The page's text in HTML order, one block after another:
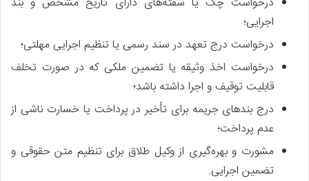
اجرایی؛
درخواست درج تعهد در سند رسمی یا تنظیم اجرایی مهلتی؛
درخواست اخذ وثیقه یا تضمین ملکی که در صورت تخلف
قابلیت توقیف و اجرا داشته باشد؛
درج بندهای جریمه برای تأخیر در پرداخت یا خسارت ناشی از
عدم پرداخت؛
مشورت و بهره‌گیری از وکیل طلاق برای تنظیم متن حقوقی و
تضمین اجرایی.